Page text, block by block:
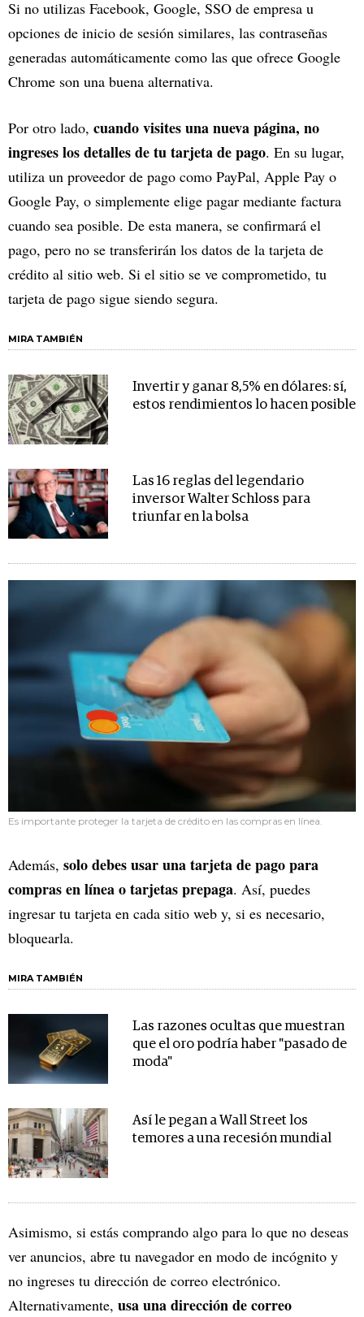
Si no utilizas Facebook, Google, SSO de empresa u
opciones de inicio de sesión similares, las contraseñas
generadas automáticamente como las que ofrece Google
Chrome son una buena alternativa.
Por otro lado, cuando visites una nueva página, no
ingreses los detalles de tu tarjeta de pago. En su lugar,
utiliza un proveedor de pago como PayPal, Apple Pay o
Google Pay, o simplemente elige pagar mediante factura
cuando sea posible. De esta manera, se confirmará el
pago, pero no se transferirán los datos de la tarjeta de
crédito al sitio web. Si el sitio se ve comprometido, tu
tarjeta de pago sigue siendo segura.
MIRA TAMBIÉN
Invertir y ganar 8,5% en dólares: sí,
estos rendimientos lo hacen posible
Las 16 reglas del legendario
inversor Walter Schloss para
triunfar en la bolsa
Es importante proteger la tarjeta de crédito en las compras en línea.
Además, solo debes usar una tarjeta de pago para
compras en línea o tarjetas prepaga. Así, puedes
ingresar tu tarjeta en cada sitio web y, si es necesario,
bloquearla.
MIRA TAMBIÉN
Las razones ocultas que muestran
que el oro podría haber "pasado de
moda"
Así le pegan a Wall Street los
temores a una recesión mundial
Asimismo, si estás comprando algo para lo que no deseas
ver anuncios, abre tu navegador en modo de incógnito y
no ingreses tu dirección de correo electrónico.
Alternativamente, usa una dirección de correo